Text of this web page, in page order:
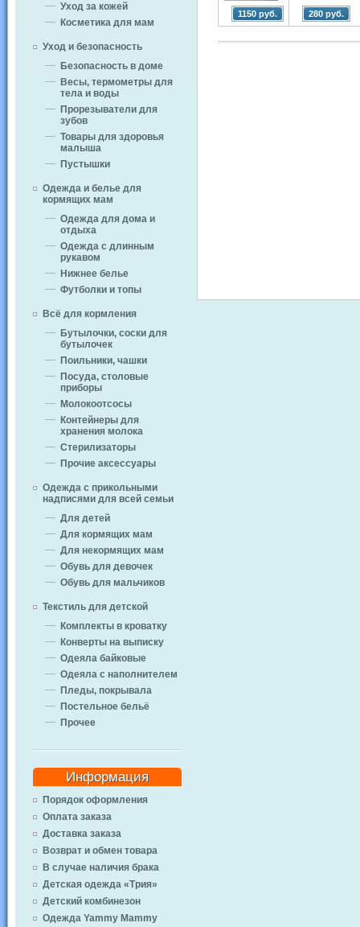
Уход за кожей
Косметика для мам
Уход и безопасность
Безопасность в доме
Весы, термометры для
тела и воды
Прорезыватели для
зубов
Товары для здоровья
малыша
Пустышки
Одежда и белье для
кормящих мам
Одежда для дома и
отдыха
Одежда с длинным
рукавом
Нижнее белье
Футболки и топы
Всё для кормления
Бутылочки, соски для
бутылочек
Поильники, чашки
Посуда, столовые
приборы
Молокоотсосы
Контейнеры для
хранения молока
Стерилизаторы
Прочие аксессуары
Одежда с прикольными
надписями для всей семьи
Для детей
Для кормящих мам
Для некормящих мам
Обувь для девочек
Обувь для мальчиков
Текстиль для детской
Комплекты в кроватку
Конверты на выписку
Одеяла байковые
Одеяла с наполнителем
Пледы, покрывала
Постельное бельё
Прочее
Информация
Порядок оформления
Оплата заказа
Доставка заказа
Возврат и обмен товара
В случае наличия брака
Детская одежда «Трия»
Детский комбинезон
Одежда Yammy Mammy
1150 руб. 280 руб.